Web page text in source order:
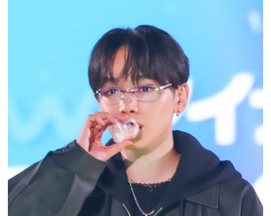
インタビュー
フィルム
Emoメン
ランキング